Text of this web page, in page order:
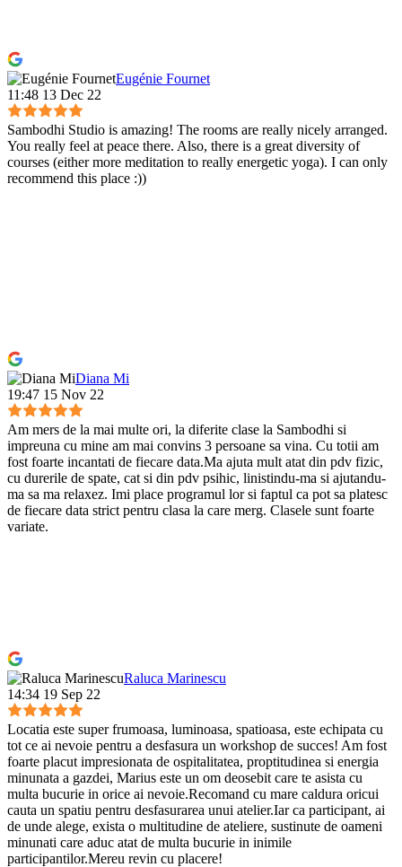
Eugénie Fournet
11:48 13 Dec 22
Sambodhi Studio is amazing! The rooms are really nicely arranged.
You really feel at peace there. Also, there is a great diversity of
courses (either more meditation to really energetic yoga). I can only
recommend this place :))
Diana Mi
19:47 15 Nov 22
Am mers de la mai multe ori, la diferite clase la Sambodhi si
impreuna cu mine am mai convins 3 persoane sa vina. Cu totii am
fost foarte incantati de fiecare data.Ma ajuta mult atat din pdv fizic,
cu durerile de spate, cat si din pdv psihic, linistindu-ma si ajutandu-
ma sa ma relaxez. Imi place programul lor si faptul ca pot sa platesc
de fiecare data strict pentru clasa la care merg. Clasele sunt foarte
variate.
Raluca Marinescu
14:34 19 Sep 22
Locatia este super frumoasa, luminoasa, spatioasa, este echipata cu
tot ce ai nevoie pentru a desfasura un workshop de succes! Am fost
foarte placut impresionata de ospitalitatea, proptitudinea si energia
minunata a gazdei, Marius este un om deosebit care te asista cu
multa bucurie in orice ai nevoie.Recomand cu mare caldura oricui
cauta un spatiu pentru desfasurarea unui atelier.Iar ca participant, ai
de unde alege, exista o multitudine de ateliere, sustinute de oameni
minunati care aduc atat de multa bucurie in inimile
participantilor.Mereu revin cu placere!